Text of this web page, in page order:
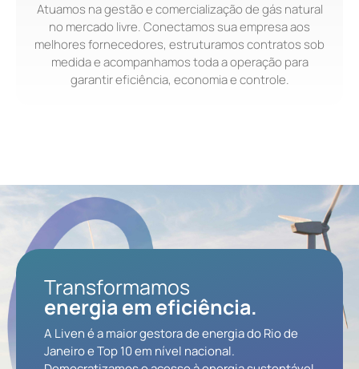
Atuamos na gestão e comercialização de gás natural
no mercado livre. Conectamos sua empresa aos
melhores fornecedores, estruturamos contratos sob
medida e acompanhamos toda a operação para
garantir eficiência, economia e controle.
Transformamos
energia em eficiência.
A Liven é a maior gestora de energia do Rio de
Janeiro e Top 10 em nível nacional.